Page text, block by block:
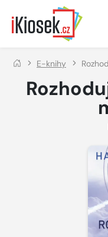
Přejít na hlavní obsah
E-knihy